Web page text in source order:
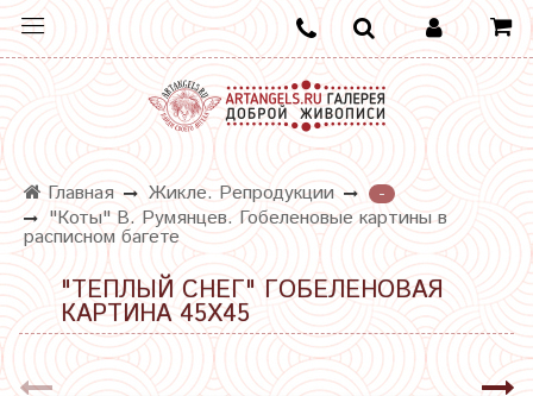
Главная Жикле. Репродукции
-
"Коты" В. Румянцев. Гобеленовые картины в
расписном багете
"ТЕПЛЫЙ СНЕГ" ГОБЕЛЕНОВАЯ
КАРТИНА 45Х45